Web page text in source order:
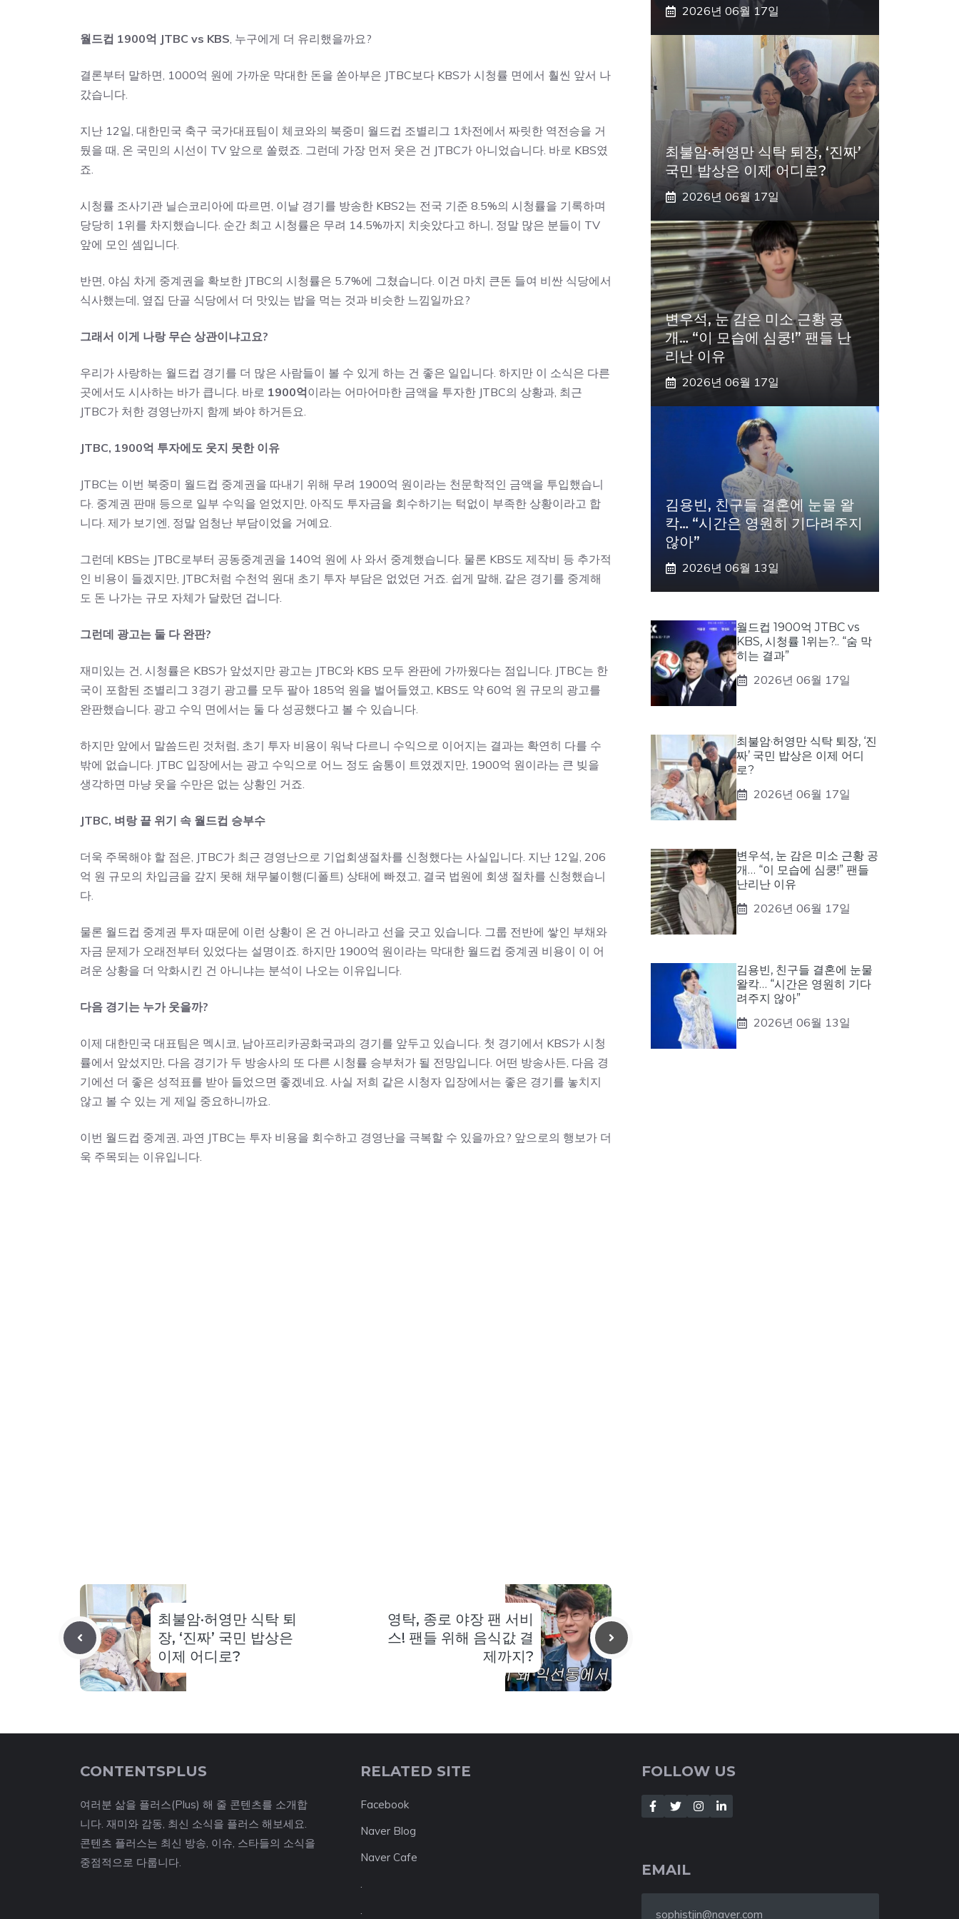
월드컵 1900억 JTBC vs KBS, 누구에게 더 유리했을까요?
결론부터 말하면, 1000억 원에 가까운 막대한 돈을 쏟아부은 JTBC보다 KBS가 시청률 면에서 훨씬 앞서 나
갔습니다.
지난 12일, 대한민국 축구 국가대표팀이 체코와의 북중미 월드컵 조별리그 1차전에서 짜릿한 역전승을 거
뒀을 때, 온 국민의 시선이 TV 앞으로 쏠렸죠. 그런데 가장 먼저 웃은 건 JTBC가 아니었습니다. 바로 KBS였
죠.
시청률 조사기관 닐슨코리아에 따르면, 이날 경기를 방송한 KBS2는 전국 기준 8.5%의 시청률을 기록하며
당당히 1위를 차지했습니다. 순간 최고 시청률은 무려 14.5%까지 치솟았다고 하니, 정말 많은 분들이 TV
앞에 모인 셈입니다.
반면, 야심 차게 중계권을 확보한 JTBC의 시청률은 5.7%에 그쳤습니다. 이건 마치 큰돈 들여 비싼 식당에서
식사했는데, 옆집 단골 식당에서 더 맛있는 밥을 먹는 것과 비슷한 느낌일까요?
그래서 이게 나랑 무슨 상관이냐고요?
우리가 사랑하는 월드컵 경기를 더 많은 사람들이 볼 수 있게 하는 건 좋은 일입니다. 하지만 이 소식은 다른
곳에서도 시사하는 바가 큽니다. 바로 1900억이라는 어마어마한 금액을 투자한 JTBC의 상황과, 최근
JTBC가 처한 경영난까지 함께 봐야 하거든요.
JTBC, 1900억 투자에도 웃지 못한 이유
JTBC는 이번 북중미 월드컵 중계권을 따내기 위해 무려 1900억 원이라는 천문학적인 금액을 투입했습니
다. 중계권 판매 등으로 일부 수익을 얻었지만, 아직도 투자금을 회수하기는 턱없이 부족한 상황이라고 합
니다. 제가 보기엔, 정말 엄청난 부담이었을 거예요.
그런데 KBS는 JTBC로부터 공동중계권을 140억 원에 사 와서 중계했습니다. 물론 KBS도 제작비 등 추가적
인 비용이 들겠지만, JTBC처럼 수천억 원대 초기 투자 부담은 없었던 거죠. 쉽게 말해, 같은 경기를 중계해
도 돈 나가는 규모 자체가 달랐던 겁니다.
그런데 광고는 둘 다 완판?
재미있는 건, 시청률은 KBS가 앞섰지만 광고는 JTBC와 KBS 모두 완판에 가까웠다는 점입니다. JTBC는 한
국이 포함된 조별리그 3경기 광고를 모두 팔아 185억 원을 벌어들였고, KBS도 약 60억 원 규모의 광고를
완판했습니다. 광고 수익 면에서는 둘 다 성공했다고 볼 수 있습니다.
하지만 앞에서 말씀드린 것처럼, 초기 투자 비용이 워낙 다르니 수익으로 이어지는 결과는 확연히 다를 수
밖에 없습니다. JTBC 입장에서는 광고 수익으로 어느 정도 숨통이 트였겠지만, 1900억 원이라는 큰 빚을
생각하면 마냥 웃을 수만은 없는 상황인 거죠.
JTBC, 벼랑 끝 위기 속 월드컵 승부수
더욱 주목해야 할 점은, JTBC가 최근 경영난으로 기업회생절차를 신청했다는 사실입니다. 지난 12일, 206
억 원 규모의 차입금을 갚지 못해 채무불이행(디폴트) 상태에 빠졌고, 결국 법원에 회생 절차를 신청했습니
다.
물론 월드컵 중계권 투자 때문에 이런 상황이 온 건 아니라고 선을 긋고 있습니다. 그룹 전반에 쌓인 부채와
자금 문제가 오래전부터 있었다는 설명이죠. 하지만 1900억 원이라는 막대한 월드컵 중계권 비용이 이 어
려운 상황을 더 악화시킨 건 아니냐는 분석이 나오는 이유입니다.
다음 경기는 누가 웃을까?
이제 대한민국 대표팀은 멕시코, 남아프리카공화국과의 경기를 앞두고 있습니다. 첫 경기에서 KBS가 시청
률에서 앞섰지만, 다음 경기가 두 방송사의 또 다른 시청률 승부처가 될 전망입니다. 어떤 방송사든, 다음 경
기에선 더 좋은 성적표를 받아 들었으면 좋겠네요. 사실 저희 같은 시청자 입장에서는 좋은 경기를 놓치지
않고 볼 수 있는 게 제일 중요하니까요.
이번 월드컵 중계권, 과연 JTBC는 투자 비용을 회수하고 경영난을 극복할 수 있을까요? 앞으로의 행보가 더
욱 주목되는 이유입니다.
최불암·허영만 식탁 퇴
장, ‘진짜’ 국민 밥상은
이제 어디로?
영탁, 종로 야장 팬 서비
스! 팬들 위해 음식값 결
제까지?
2026년 06월 17일
최불암·허영만 식탁 퇴장, ‘진짜’
국민 밥상은 이제 어디로?
2026년 06월 17일
변우석, 눈 감은 미소 근황 공
개… “이 모습에 심쿵!” 팬들 난
리난 이유
2026년 06월 17일
김용빈, 친구들 결혼에 눈물 왈
칵… “시간은 영원히 기다려주지
않아”
2026년 06월 13일
월드컵 1900억 JTBC vs
KBS, 시청률 1위는?.. “숨 막
히는 결과”
2026년 06월 17일
최불암·허영만 식탁 퇴장, ‘진
짜’ 국민 밥상은 이제 어디
로?
2026년 06월 17일
변우석, 눈 감은 미소 근황 공
개… “이 모습에 심쿵!” 팬들
난리난 이유
2026년 06월 17일
김용빈, 친구들 결혼에 눈물
왈칵… “시간은 영원히 기다
려주지 않아”
2026년 06월 13일
CONTENTSPLUS
여러분 삶을 플러스(Plus) 해 줄 콘텐츠를 소개합
니다. 재미와 감동, 최신 소식을 플러스 해보세요.
콘텐츠 플러스는 최신 방송, 이슈, 스타들의 소식을
중점적으로 다룹니다.
RELATED SITE
Facebook
Naver Blog
Naver Cafe
.
.
FOLLOW US
EMAIL
sophistjin@naver.com